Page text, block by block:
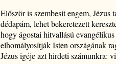
Először is szembesít engem,
dédapám, lehet bekeretezett
hogy ágostai hitvallású
elhomályosítják Isten országának
Jézus igéje azt hirdeti számunkra: